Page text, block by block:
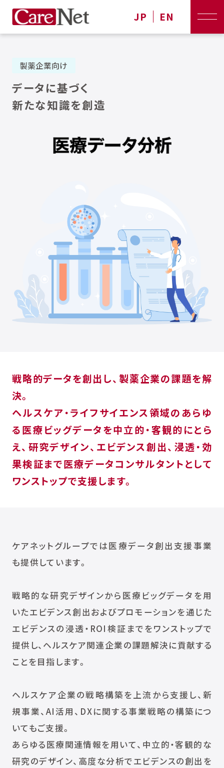
JP EN
製薬企業向け
データに基づく
新たな知識を創造
戦略的データを創出し、製薬企業の課題を解
決。
ヘルスケア・ライフサイエンス領域のあらゆ
る医療ビッグデータを中立的・客観的にとら
え、研究デザイン、エビデンス創出、浸透・効
果検証まで医療データコンサルタントとして
ワンストップで支援します。
ケアネットグループでは医療データ創出支援事業
も提供しています。
戦略的な研究デザインから医療ビッグデータを用
いたエビデンス創出およびプロモーションを通じた
エビデンスの浸透・ROI検証までをワンストップで
提供し、ヘルスケア関連企業の課題解決に貢献する
ことを目指します。
ヘルスケア企業の戦略構築を上流から支援し、新
規事業、AI活用、DXに関する事業戦略の構築につ
いてもご支援。
あらゆる医療関連情報を用いて、中立的・客観的な
研究のデザイン、高度な分析でエビデンスの創出を